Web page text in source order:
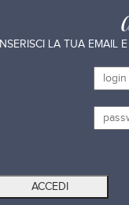
INSERISCI LA TUA EMAIL